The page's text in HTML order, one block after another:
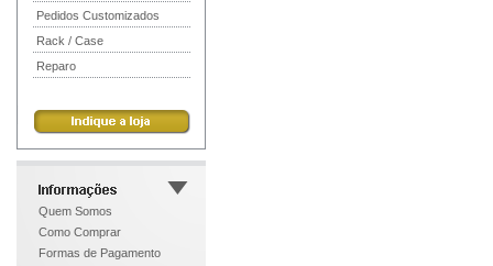
Pedidos Customizados
Rack / Case
Reparo
Quem Somos
Como Comprar
Formas de Pagamento